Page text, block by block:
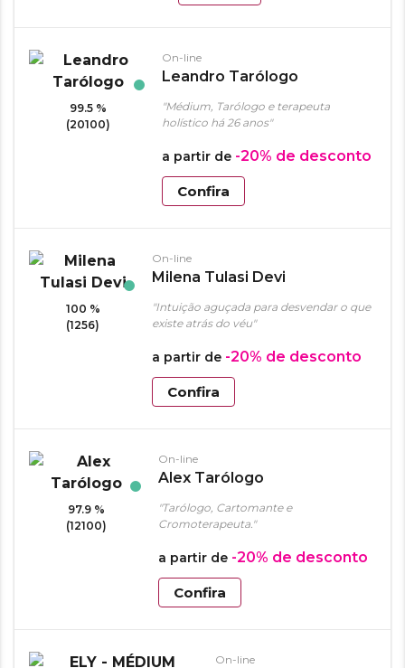
99.5 %
(20100)
On-line
Leandro Tarólogo
"Médium, Tarólogo e terapeuta
holístico há 26 anos"
a partir de -20% de desconto
Confira
100 %
(1256)
On-line
Milena Tulasi Devi
"Intuição aguçada para desvendar o que
existe atrás do véu"
a partir de -20% de desconto
Confira
97.9 %
(12100)
On-line
Alex Tarólogo
"Tarólogo, Cartomante e
Cromoterapeuta."
a partir de -20% de desconto
Confira
On-line